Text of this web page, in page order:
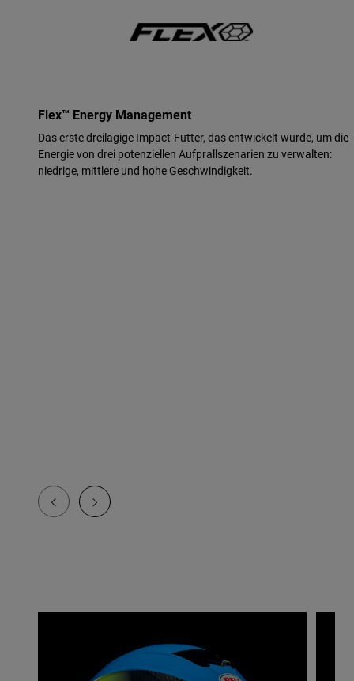
Flex™ Energy Management
Das erste dreilagige Impact-Futter, das entwickelt wurde, um die
Energie von drei potenziellen Aufprallszenarien zu verwalten:
niedrige, mittlere und hohe Geschwindigkeit.